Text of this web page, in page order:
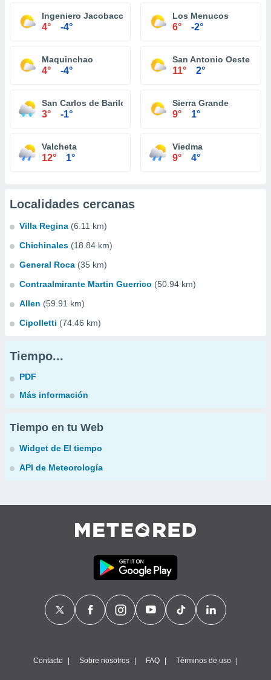
Ingeniero Jacobacci
4° -4°
Los Menucos
6° -2°
Maquinchao
4° -4°
San Antonio Oeste
11° 2°
San Carlos de Bariloche
3° -1°
Sierra Grande
9° 1°
Valcheta
12° 1°
Viedma
9° 4°
Localidades cercanas
Villa Regina (6.11 km)
Chichinales (18.84 km)
General Roca (35 km)
Contraalmirante Martin Guerrico (50.94 km)
Allen (59.91 km)
Cipolletti (74.46 km)
Tiempo...
PDF
Más información
Tiempo en tu Web
Widget de El tiempo
API de Meteorología
Contacto Sobre nosotros FAQ Términos de uso